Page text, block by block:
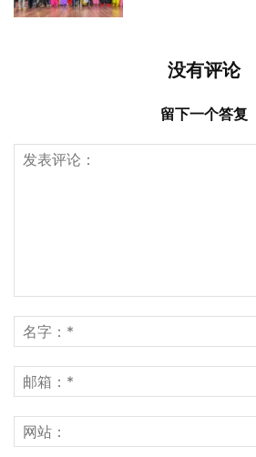
没有评论
留下一个答复